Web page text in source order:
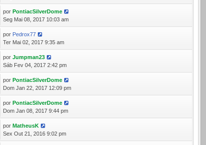
porPontiacSilverDome
Seg Mai 08, 2017 10:03 am
por Pedrox77
Ter Mai 02, 2017 9:35 am
porJumpman23
Sáb Fev 04, 2017 2:42 pm
porPontiacSilverDome
Dom Jan 22, 2017 12:09 pm
porPontiacSilverDome
Dom Jan 08, 2017 9:44 pm
porMatheusK
Sex Out 21, 2016 9:02 pm